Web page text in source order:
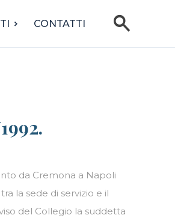
CONTATTI search
da Cremona a Napoli
la sede di servizio e il
del Collegio la suddetta